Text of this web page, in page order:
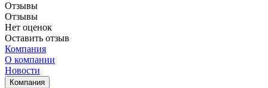
Отзывы
Отзывы
Нет оценок
Оставить отзыв
Компания
О компании
Новости
Компания